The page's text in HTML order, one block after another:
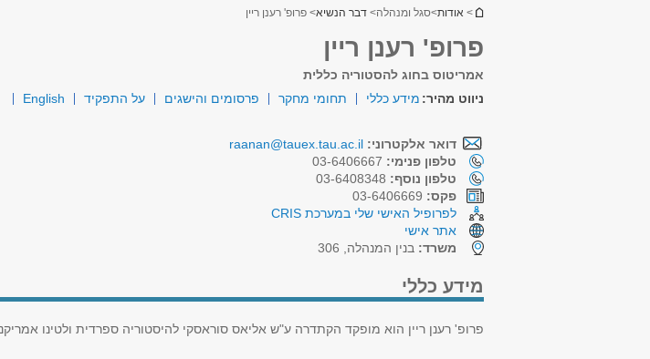
הינך נמצא כאן
> אודות>סגל ומנהלה> דבר הנשיא> פרופ' רענן ריין
פרופ' רענן ריין
אמריטוס בחוג להסטוריה כללית
ניווט מהיר: מידע כללי תחומי מחקר פרסומים והישגים על התפקיד English
דואר אלקטרוני: raanan@tauex.tau.ac.il
טלפון פנימי:
טלפון נוסף:
פקס:
לפרופיל האישי שלי במערכת CRIS
אתר אישי
משרד: בנין המנהלה, 306
מידע כללי
פרופ' רענן ריין הוא מופקד הקתדרה ע"ש אליאס סוראסקי להיסטוריה ספרדית ולטינו